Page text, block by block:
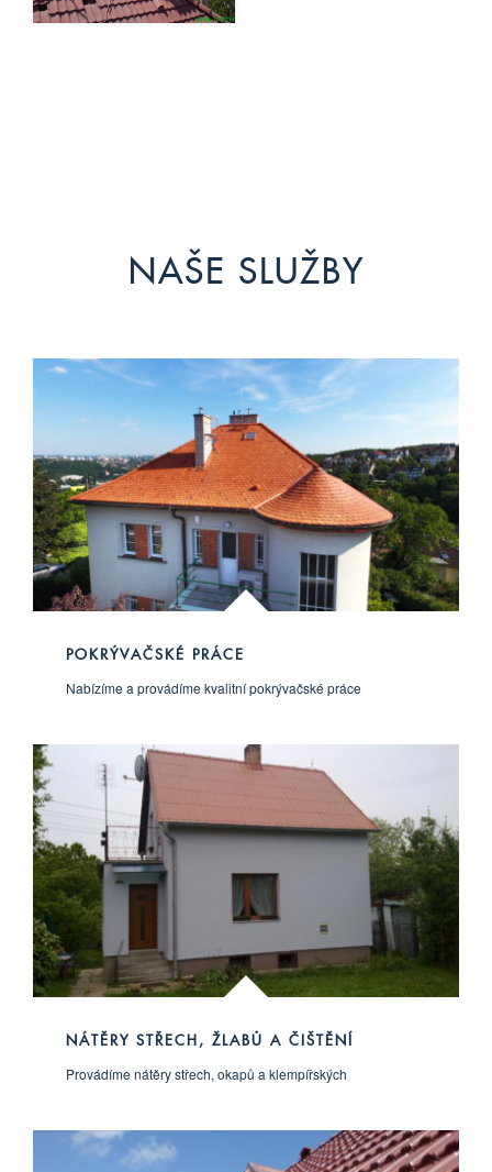
NAŠE SLUŽBY
POKRÝVAČSKÉ PRÁCE
Nabízíme a provádíme kvalitní pokrývačské práce
NÁTĚRY STŘECH, ŽLABŮ A ČIŠTĚNÍ
Provádíme nátěry střech, okapů a klempířských